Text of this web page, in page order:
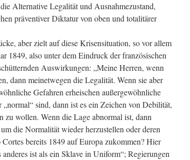
Alternative Legalität und Ausnahmezustand,
präventiver Diktatur von oben und totalitärer
aber zielt auf diese Krisensituation, so vor allem
1849, also unter dem Eindruck der französischen
Auswirkungen: „Meine Herren, wenn
dann meinetwegen die Legalität. Wenn sie aber
Gefahren erheischen außergewöhnliche
sind, dann ist es ein Zeichen von Debilität,
zu wollen. Wenn die Lage abnormal ist, dann
die Normalität wieder herzustellen oder deren
bereits 1849 auf Europa zukommen? Hier
ist als ein Sklave in Uniform“; Regierungen